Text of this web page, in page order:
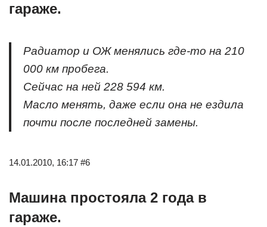
гараже.
Радиатор и ОЖ менялись где-то на 210
000 км пробега.
Сейчас на ней 228 594 км.
Масло менять, даже если она не ездила
почти после последней замены.
14.01.2010, 16:17 #6
Машина простояла 2 года в
гараже.